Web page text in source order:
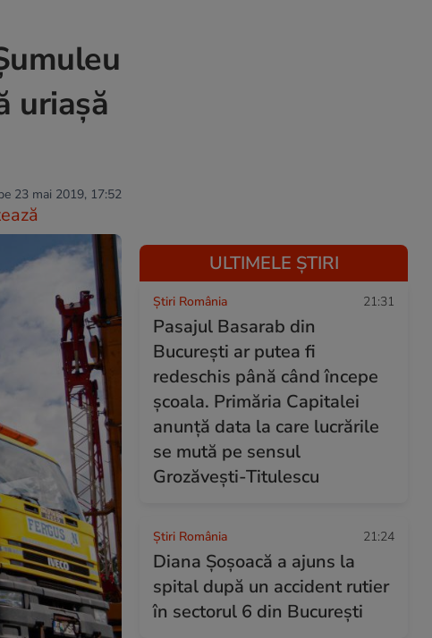
uriașă
23 mai 2019, 17:52
ULTIMELE ȘTIRI
Știri România 21:31
Pasajul Basarab din
București ar putea fi
redeschis până când începe
școala. Primăria Capitalei
anunță data la care lucrările
se mută pe sensul
Grozăvești-Titulescu
Știri România 21:24
Diana Șoșoacă a ajuns la
spital după un accident rutier
în sectorul 6 din București